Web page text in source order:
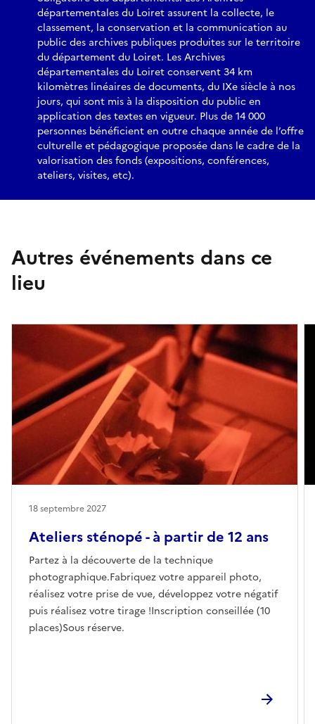
départementales du Loiret assurent la collecte, le
classement, la conservation et la communication au
public des archives publiques produites sur le territoire
du département du Loiret. Les Archives
départementales du Loiret conservent 34 km
kilomètres linéaires de documents, du IXe siècle à nos
jours, qui sont mis à la disposition du public en
application des textes en vigueur. Plus de 14 000
personnes bénéficient en outre chaque année de l’offre
culturelle et pédagogique proposée dans le cadre de la
valorisation des fonds (expositions, conférences,
ateliers, visites, etc).
Autres événements dans ce
lieu
Ateliers sténopé - à partir de 12 ans
Partez à la découverte de la technique
photographique.Fabriquez votre appareil photo,
réalisez votre prise de vue, développez votre négatif
puis réalisez votre tirage !Inscription conseillée (10
places)Sous réserve.
18 septembre 2027